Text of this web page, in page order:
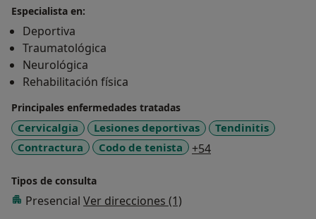
Especialista en:
Deportiva
Traumatológica
Neurológica
Rehabilitación física
Principales enfermedades tratadas
Cervicalgia Lesiones deportivas
Tendinitis
Contractura
Codo de tenista +54
Tipos de consulta
Presencial Ver direcciones (1)